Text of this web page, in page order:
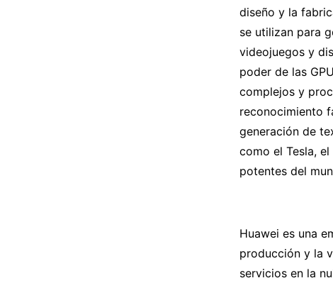
diseño y la
se utilizan para
videojuegos y
poder de las
complejos y
reconocimiento
generación de
como el Tesla,
potentes del
Huawei es una
producción y la
servicios en la